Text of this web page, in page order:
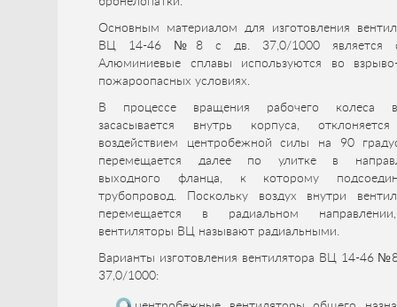
Основным материалом для изготовления
ВЦ 14-46 №8 с дв. 37,0/1000 является
Алюминиевые сплавы используются во
пожароопасных условиях.
В процессе вращения рабочего колеса
засасывается внутрь корпуса,
воздействием центробежной силы на 90
перемещается далее по улитке в
выходного фланца, к которому
трубопровод. Поскольку воздух внутри
перемещается в радиальном
вентиляторы ВЦ называют радиальными.
Варианты изготовления вентилятора ВЦ 14-46
37,0/1000: